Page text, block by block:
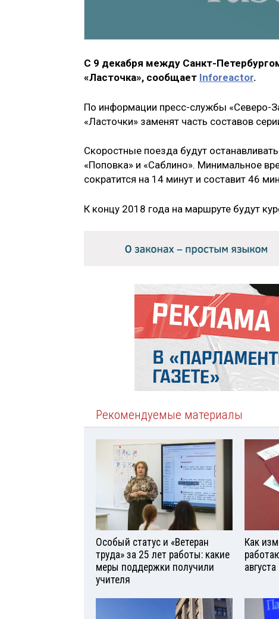
С 9 декабря между Санкт-
«Ласточка», сообщает Inforeactor.
По информации пресс-службы «Северо-
«Ласточки» заменят часть составов
Скоростные поезда будут
«Поповка» и «Саблино». Минимальное
сократится на 14 минут и составит 46
К концу 2018 года на маршруте будут
Рекомендуемые материалы
Особый статус и «Ветеран
труда» за 25 лет работы: какие
меры поддержки получили
учителя
Как
августа